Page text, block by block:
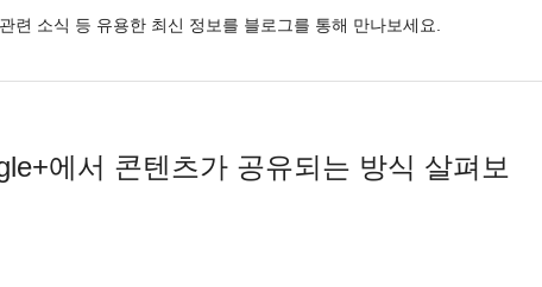
련 소식 등 유용한 최신 정보를 블로그를 통해 만나보세요.
에서 콘텐츠가 공유되는 방식 살펴보